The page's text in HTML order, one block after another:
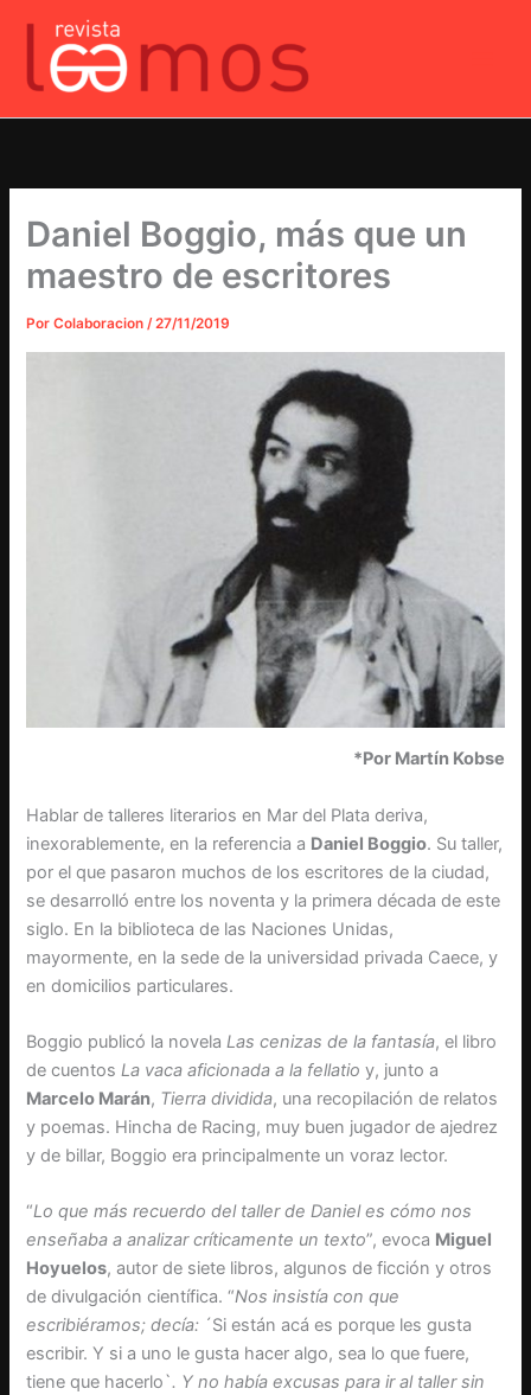
contenido
Daniel Boggio, más que un
maestro de escritores
PorColaboracion/27/11/2019
*Por Martín Kobse
Hablar de talleres literarios en Mar del Plata deriva,
inexorablemente, en la referencia a Daniel Boggio. Su taller,
por el que pasaron muchos de los escritores de la ciudad,
se desarrolló entre los noventa y la primera década de este
siglo. En la biblioteca de las Naciones Unidas,
mayormente, en la sede de la universidad privada Caece, y
en domicilios particulares.
Boggio publicó la novelaLas cenizas de la fantasía, el libro
de cuentosLa vaca aficionada a la fellatio y, junto a
Marcelo Marán, Tierra dividida, una recopilación de relatos
y poemas. Hincha de Racing, muy buen jugador de ajedrez
y de billar, Boggio era principalmente un voraz lector.
“Lo que más recuerdo del taller de Daniel es cómo nos
enseñaba a analizar críticamente un texto”, evoca Miguel
Hoyuelos, autor de siete libros, algunos de ficción y otros
de divulgación científica. “Nos insistía con que
escribiéramos; decía: ´Si están acá es porque les gusta
escribir. Y si a uno le gusta hacer algo, sea lo que fuere,
tiene que hacerlo`. Y no había excusas para ir al taller sin